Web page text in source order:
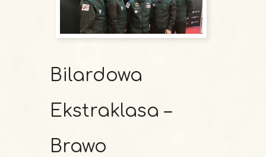
Bilardowa
Ekstraklasa –
Brawo